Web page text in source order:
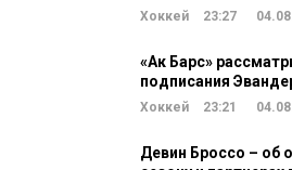
Хоккей 23:27
«Ак Барс»
подписания
Хоккей 23:21
Девин Броссо – об